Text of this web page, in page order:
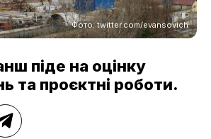
Фото: twitter.com/evansovich
піде на оцінку
та проєктні роботи.